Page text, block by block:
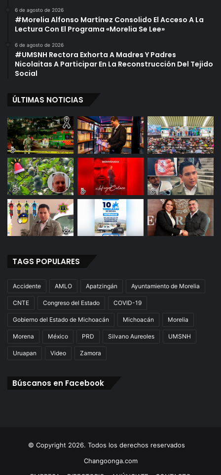
6 de agosto de 2026
#Morelia Alfonso Martínez Consolido El Acceso A La
Lectura Con El Programa «Morelia Se Lee»
6 de agosto de 2026
#UMSNH Rectora Exhorta A Madres Y Padres
Nicolaitas A Participar En La Reconstrucción Del Tejido
Social
ÚLTIMAS NOTICIAS
TAGS POPULARES
Accidente AMLO Apatzingán Ayuntamiento de Morelia
CNTE Congreso del Estado COVID-19
Gobierno del Estado de Michoacán Michoacán Morelia
Morena México PRD Silvano Aureoles UMSNH
Uruapan Video Zamora
Búscanos en Facebook
© Copyright 2026. Todos los derechos reservados
Changoonga.com